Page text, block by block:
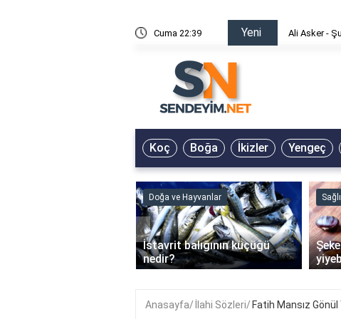
Cuma 22:39 Yeni Ali Asker -
Koç Boğa İkizler Yengeç
Doğa ve Hayvanlar
İstavrit balığının küçüğü
nedir?
‹
Anasayfa İlahi Sözleri Fatih Mansız